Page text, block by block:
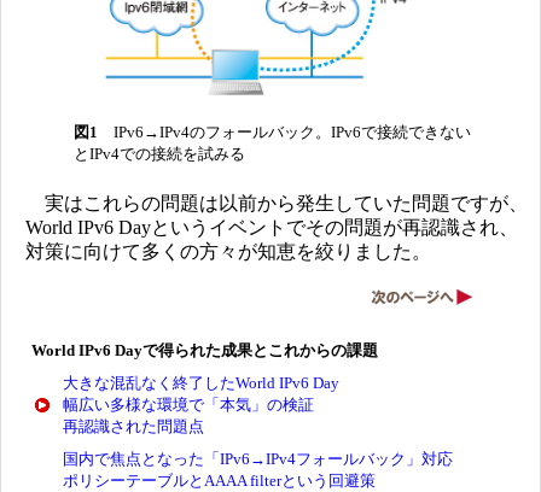
図1 IPv6→IPv4のフォールバック。IPv6で接続できない
とIPv4での接続を試みる
実はこれらの問題は以前から発生していた問題ですが、
World IPv6 Dayというイベントでその問題が再認識され、
対策に向けて多くの方々が知恵を絞りました。
World IPv6 Dayで得られた成果とこれからの課題
大きな混乱なく終了したWorld IPv6 Day
幅広い多様な環境で「本気」の検証
再認識された問題点
国内で焦点となった「IPv6→IPv4フォールバック」対応
ポリシーテーブルとAAAA filterという回避策